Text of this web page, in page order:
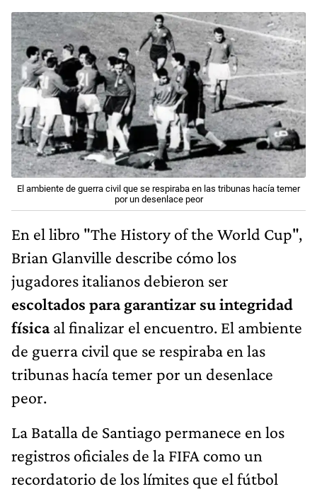
El ambiente de guerra civil que se respiraba en las tribunas hacía temer
por un desenlace peor
En el libro "The History of the World Cup",
Brian Glanville describe cómo los
jugadores italianos debieron ser
escoltados para garantizar su integridad
físicaal finalizar el encuentro. El ambiente
de guerra civil que se respiraba en las
tribunas hacía temer por un desenlace
peor.
La Batalla de Santiago permanece en los
registros oficiales de la FIFA como un
recordatorio de los límites que el fútbol